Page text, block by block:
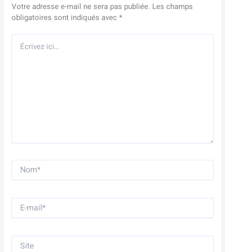
Votre adresse e-mail ne sera pas publiée. Les champs
obligatoires sont indiqués avec*
ici…
Nom*
mail*
Site